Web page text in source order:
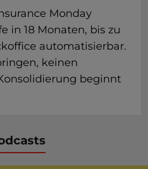
Monday
in 18 Monaten, bis zu
automatisierbar.
keinen
beginnt